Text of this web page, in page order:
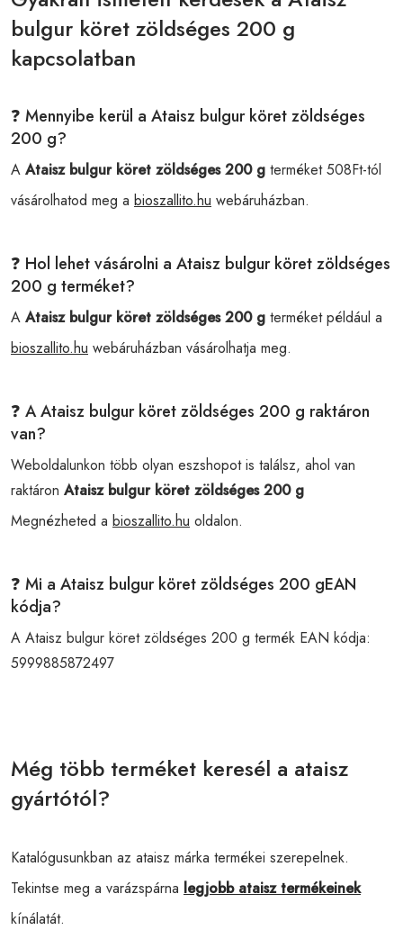
bulgur köret zöldséges 200 g
kapcsolatban
❓ Mennyibe kerül a Ataisz bulgur köret zöldséges
200 g?
A Ataisz bulgur köret zöldséges 200 g terméket 508Ft-tól
vásárolhatod meg a bioszallito.hu webáruházban.
❓ Hol lehet vásárolni a Ataisz bulgur köret zöldséges
200 g terméket?
A Ataisz bulgur köret zöldséges 200 g terméket például a
bioszallito.hu webáruházban vásárolhatja meg.
❓ A Ataisz bulgur köret zöldséges 200 g raktáron
van?
Weboldalunkon több olyan eszshopot is találsz, ahol van
raktáron Ataisz bulgur köret zöldséges 200 g
Megnézheted a bioszallito.hu oldalon.
❓ Mi a Ataisz bulgur köret zöldséges 200 gEAN
kódja?
A Ataisz bulgur köret zöldséges 200 g termék EAN kódja:
5999885872497
Még több terméket keresél a ataisz
gyártótól?
Katalógusunkban az ataisz márka termékei szerepelnek.
Tekintse meg a varázspárna legjobb ataisz termékeinek
kínálatát.